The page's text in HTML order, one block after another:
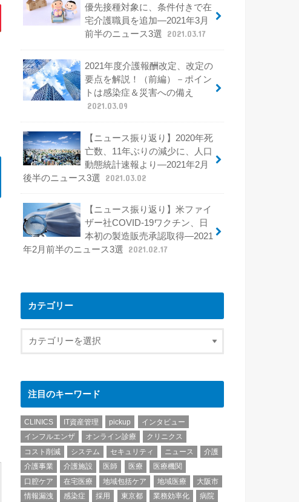
優先接種対象に、条件付きで在
宅介護職員を追加―2021年3月
前半のニュース3選
2021.03.17
2021年度介護報酬改定、改定の
要点を解説！（前編）－ポイン
トは感染症＆災害への備え
2021.03.09
【ニュース振り返り】2020年死
亡数、11年ぶりの減少に、人口
動態統計速報より―2021年2月
後半のニュース3選
2021.03.02
【ニュース振り返り】米ファイ
ザー社COVID-19ワクチン、日
本初の製造販売承認取得―2021
年2月前半のニュース3選
2021.02.17
カテゴリー
注目のキーワード
CLINICS IT資産管理 pickup
インタビュー
インフルエンザ
オンライン診療
クリニクス
コスト削減
システム セキュリティ ニュース
介護
介護事業
介護施設 医師 医療
医療機関
口腔ケア
在宅医療 地域包括ケア 地域医療
大阪市
情報漏洩
感染症 採用 東京都 業務効率化
病院